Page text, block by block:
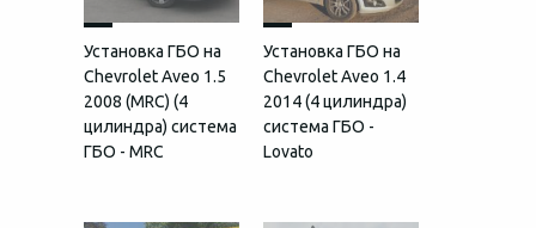
Установка ГБО на
Chevrolet Aveo 1.5
2008 (MRC) (4
цилиндра) система
ГБО - MRC
Установка ГБО на
Chevrolet Aveo 1.4
2014 (4 цилиндра)
система ГБО -
Lovato